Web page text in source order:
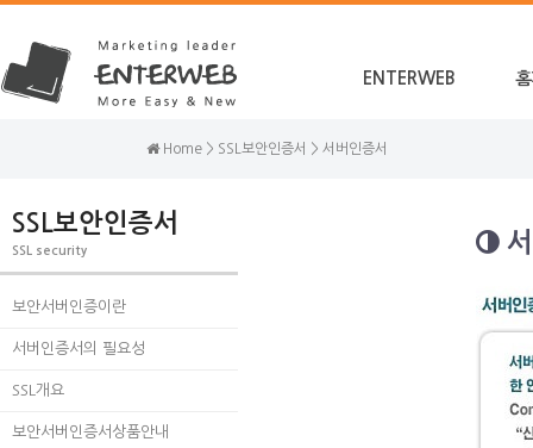
ENTERWEB
Home > SSL보안인증서 > 서버인증서
SSL보안인증서
SSL security
보안서버인증이란
서버인증서의 필요성
SSL개요
보안서버인증서상품안내